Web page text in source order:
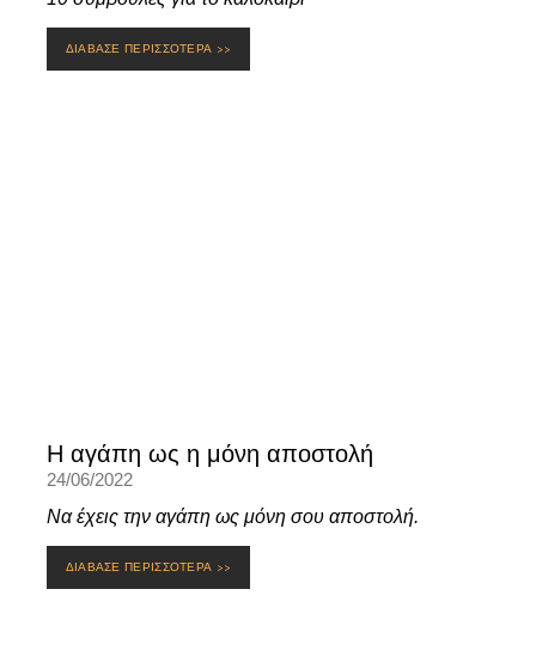
ΔΙΑΒΑΣΕ ΠΕΡΙΣΣΟΤΕΡΑ >>
Η αγάπη ως η μόνη αποστολή
24/06/2022
Να έχεις την αγάπη ως μόνη σου αποστολή.
ΔΙΑΒΑΣΕ ΠΕΡΙΣΣΟΤΕΡΑ >>